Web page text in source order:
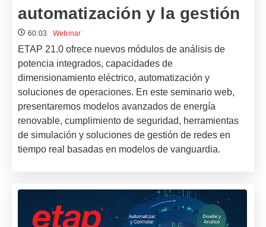
automatización y la gestión
60:03 Webinar
ETAP 21.0 ofrece nuevos módulos de análisis de
potencia integrados, capacidades de
dimensionamiento eléctrico, automatización y
soluciones de operaciones. En este seminario web,
presentaremos modelos avanzados de energía
renovable, cumplimiento de seguridad, herramientas
de simulación y soluciones de gestión de redes en
tiempo real basadas en modelos de vanguardia.